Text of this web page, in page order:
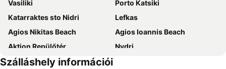
Vasiliki
Porto Katsiki
Katarraktes sto Nidri
Lefkas
Agios Nikitas Beach
Agios Ioannis Beach
Aktion Repülőtér
Nydri
Port of Preveza
Szálláshely információi